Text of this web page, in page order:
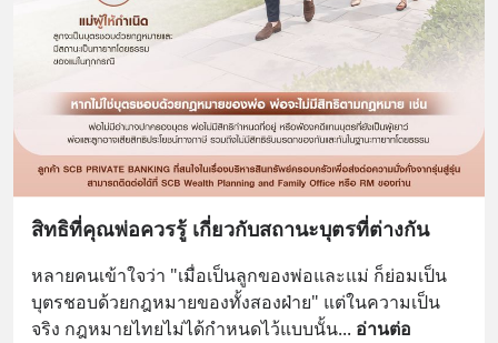
สิทธิที่คุณพ่อควรรู้ เกี่ยวกับสถานะบุตรที่ต่างกัน
หลายคนเข้าใจว่า "เมื่อเป็นลูกของพ่อและแม่ ก็ย่อมเป็น
บุตรชอบด้วยกฎหมายของทั้งสองฝ่าย" แต่ในความเป็น
จริง กฎหมายไทยไม่ได้กำหนดไว้แบบนั้น... อ่านต่อ